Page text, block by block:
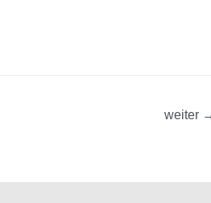
weiter